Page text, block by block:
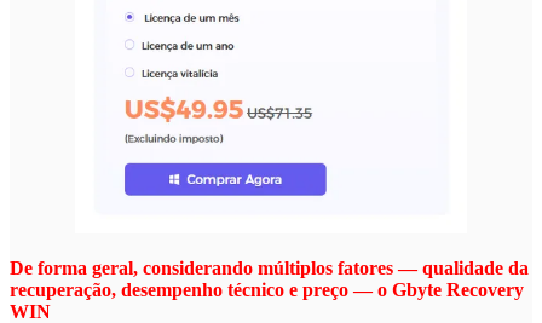
De forma geral, considerando múltiplos fatores — qualidade da
recuperação, desempenho técnico e preço — o Gbyte Recovery
WIN